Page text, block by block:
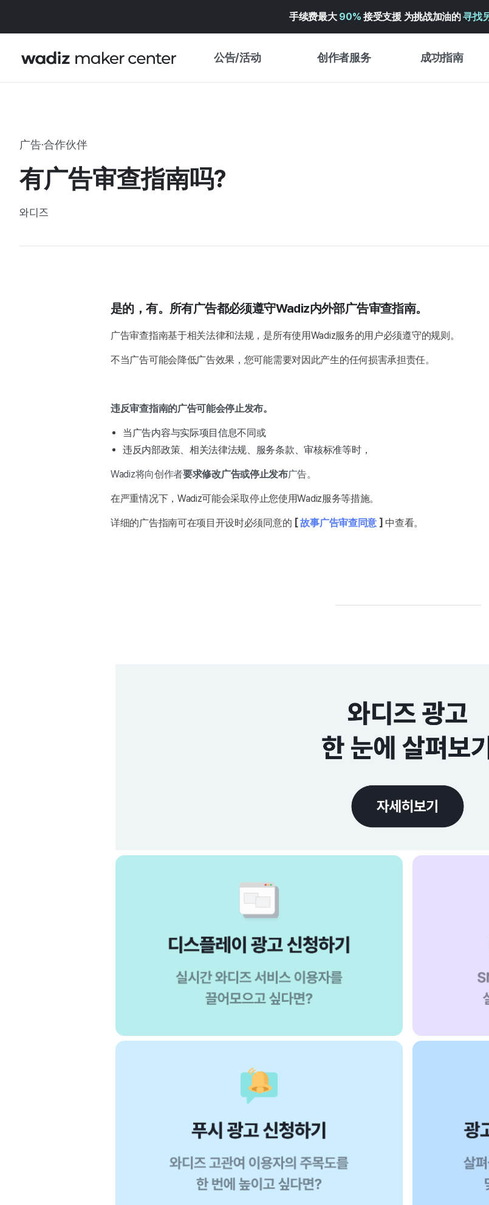
手续费最大 90% 接受支援 为挑战加油的寻找
公告/活动 创作者服务 成功指南
特展日历
广告·合作伙伴
有广告审查指南吗?
와디즈
是的，有。所有广告都必须遵守Wadiz内外部广告审查指南。
广告审查指南基于相关法律和法规，是所有使用Wadiz服务的用户必须遵守的规则。
不当广告可能会降低广告效果，您可能需要对因此产生的任何损害承担责任。
违反审查指南的广告可能会停止发布。
当广告内容与实际项目信息不同或
违反内部政策、相关法律法规、服务条款、审核标准等时，
Wadiz将向创作者要求修改广告或停止发布广告。
在严重情况下，Wadiz可能会采取停止您使用Wadiz服务等措施。
详细的广告指南可在项目开设时必须同意的 [故事广告审查同意 ] 中查看。